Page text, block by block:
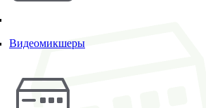
Видеомикшеры